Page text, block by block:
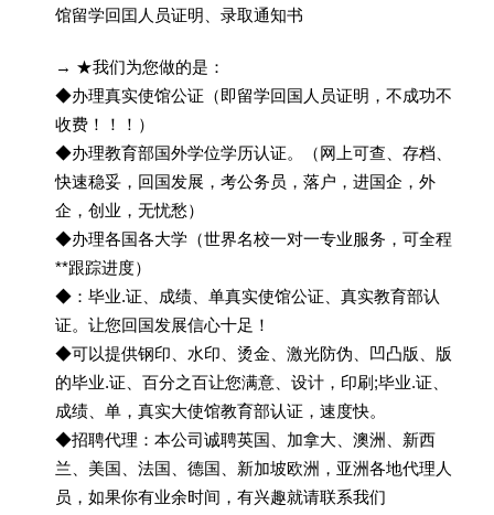
馆留学回囯人员证明、录取通知书
→ ★我们为您做的是：
◆办理真实使馆公证（即留学回国人员证明，不成功不
收费！！！）
◆办理教育部国外学位学历认证。（网上可查、存档、
快速稳妥，回国发展，考公务员，落户，进国企，外
企，创业，无忧愁）
◆办理各国各大学（世界名校一对一专业服务，可全程
**跟踪进度）
◆：毕业.证、成绩、单真实使馆公证、真实教育部认
证。让您回国发展信心十足！
◆可以提供钢印、水印、烫金、激光防伪、凹凸版、版
的毕业.证、百分之百让您满意、设计，印刷;毕业.证、
成绩、单，真实大使馆教育部认证，速度快。
◆招聘代理：本公司诚聘英国、加拿大、澳洲、新西
兰、美国、法国、德国、新加坡欧洲，亚洲各地代理人
员，如果你有业余时间，有兴趣就请联系我们